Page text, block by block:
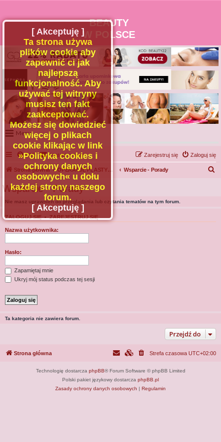
BEAUTY
W POLSCE
Menu
Portal
Facebook
Regulamin
Zapytaj administratora
Kontakt
FAQ Kontakt z nami Zaloguj się
Zarejestruj się
Strona główna OPERACJE PLASTYCZNE - OGÓLNE Wsparcie - Porady
Wsparcie - Porady
Nie masz uprawnień do przeglądania lub czytania tematów na tym forum.
ZALOGUJ SIĘ•ZAREJESTRUJ SIĘ
Nazwa użytkownika:
Hasło:
Zapamiętaj mnie
Ukryj mój status podczas tej sesji
Ta kategoria nie zawiera forum.
Przejdź do
[ Akceptuję ]
Ta strona używa
plików cookie aby
zapewnić ci jak
najlepszą
funkcjonalność. Aby
używać tej witryny
musisz ten fakt
zaakceptować.
Możesz się dowiedzieć
więcej o plikach
cookie klikając w link
»Polityka cookies i
ochrony danych
osobowych« u dołu
każdej strony naszego
forum.
[ Akceptuję ]
Strona główna Strefa czasowa UTC+02:00
Technologię dostarcza phpBB® Forum Software © phpBB Limited
Polski pakiet językowy dostarcza phpBB.pl
Zasady ochrony danych osobowych | Regulamin